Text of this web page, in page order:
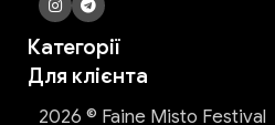
Категорії
Для клієнта
2026 © Faine Misto Festival